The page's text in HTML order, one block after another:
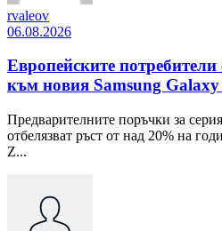
rvaleov
06.08.2026
Европейските потребители
към новия Samsung
Предварителните поръчки за
отбелязват ръст от над 20% на
Z...